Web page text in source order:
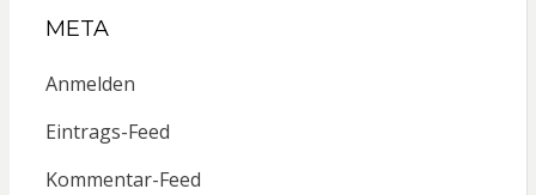
META
Anmelden
Eintrags-Feed
Kommentar-Feed